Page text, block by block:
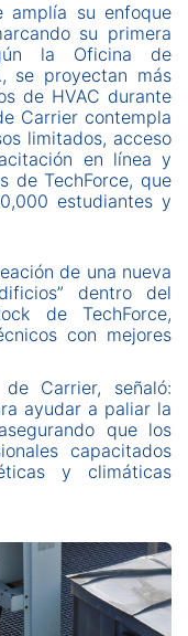
amplía su enfoque
su primera
la Oficina de
se proyectan más
de HVAC durante
Carrier contempla
limitados, acceso
en línea y
de TechForce, que
estudiantes y
de una nueva
dentro del
de TechForce,
con mejores
Carrier, señaló:
ayudar a paliar la
que los
capacitados
y climáticas